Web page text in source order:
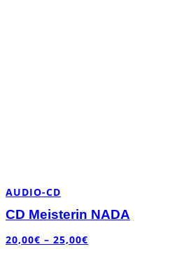
AUDIO-CD
CD Meisterin NADA
20,00€ – 25,00€